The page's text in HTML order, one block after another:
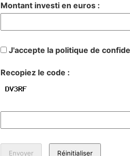
Montant investi en euros :
J'accepte la politique de
Recopiez le code :